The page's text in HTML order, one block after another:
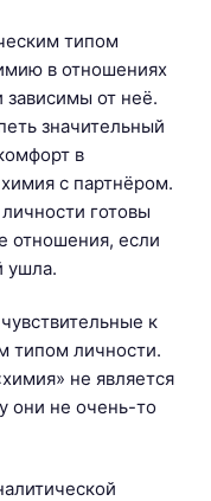
типом
в отношениях
от неё.
значительный
в
с партнёром.
готовы
отношения, если
ушла.
к
типом личности.
не является
они не очень-то